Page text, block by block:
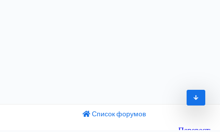
Список форумов